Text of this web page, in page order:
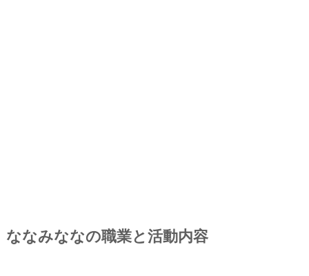
ななみななの職業と活動内容